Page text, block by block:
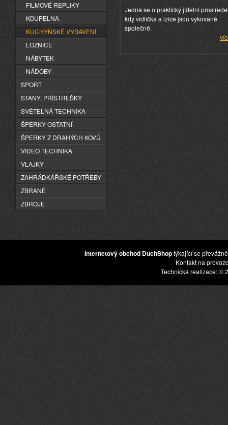
Jedná se o praktický jídelní
kdy vidlička a lžíce jsou vykované
společně.
FILMOVÉ REPLIKY
KOUPELNA
KUCHYŇSKÉ VYBAVENÍ
LOŽNICE
NÁBYTEK
NÁDOBY
SPORT
STANY, PŘÍSTŘEŠKY
SVĚTELNÁ TECHNIKA
ŠPERKY OSTATNÍ
ŠPERKY Z DRAHÝCH KOVŮ
VIDEO TECHNIKA
VLAJKY
ZAHRÁDKÁŘSKÉ POTŘEBY
ZBRANĚ
ZBROJE
Internetový obchod DuchShoptýkající se
Kontakt na
Technická realizace: ©